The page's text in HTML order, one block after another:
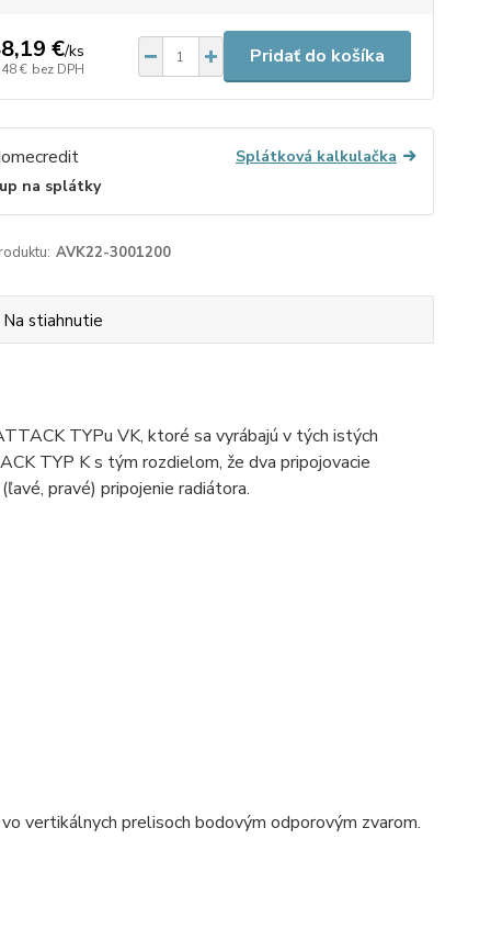
€/ks
€ bez DPH
Pridať do košíka
Splátková kalkulačka
na splátky
AVK22-3001200
Na stiahnutie
TYPu VK, ktoré sa vyrábajú v tých istých
TYP K s tým rozdielom, že dva pripojovacie
pravé) pripojenie radiátora.
vertikálnych prelisoch bodovým odporovým zvarom.